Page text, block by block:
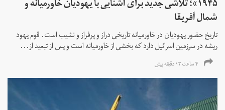
۱۹۴۵»؛ تلاشی جدید برای آشنایی با یهودیان خاورمیانه و
شمال آفریقا
تاریخ حضور یهودیان در خاورمیانه تاریخی دراز و پرفراز و نشیب است. قوم یهود
ریشه در سرزمین اسرائیل دارد که بخشی از خاورمیانه است و پس از تبعید از...
۴ ساعت ۱۳ دقیقه پیش